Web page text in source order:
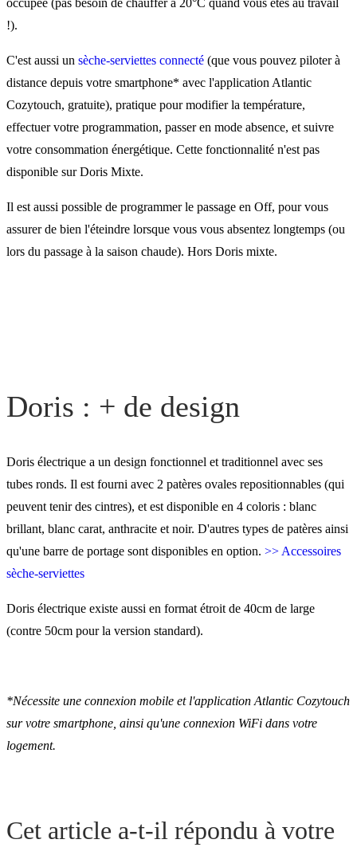
!).
C'est aussi un sèche-serviettes connecté (que vous pouvez piloter à
distance depuis votre smartphone* avec l'application Atlantic
Cozytouch, gratuite), pratique pour modifier la température,
effectuer votre programmation, passer en mode absence, et suivre
votre consommation énergétique. Cette fonctionnalité n'est pas
disponible sur Doris Mixte.
Il est aussi possible de programmer le passage en Off, pour vous
assurer de bien l'éteindre lorsque vous vous absentez longtemps (ou
lors du passage à la saison chaude). Hors Doris mixte.
Doris : + de design
Doris électrique a un design fonctionnel et traditionnel avec ses
tubes ronds. Il est fourni avec 2 patères ovales repositionnables (qui
peuvent tenir des cintres), et est disponible en 4 coloris : blanc
brillant, blanc carat, anthracite et noir. D'autres types de patères ainsi
qu'une barre de portage sont disponibles en option. >> Accessoires
sèche-serviettes
Doris électrique existe aussi en format étroit de 40cm de large
(contre 50cm pour la version standard).
*Nécessite une connexion mobile et l'application Atlantic Cozytouch
sur votre smartphone, ainsi qu'une connexion WiFi dans votre
logement.
Cet article a-t-il répondu à votre